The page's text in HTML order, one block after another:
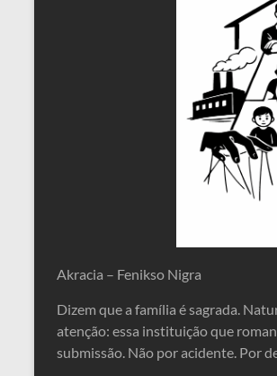
Akracia – Fenikso Nigra
Dizem que a família é sagrada.
atenção: essa instituição que
submissão. Não por acidente. Por